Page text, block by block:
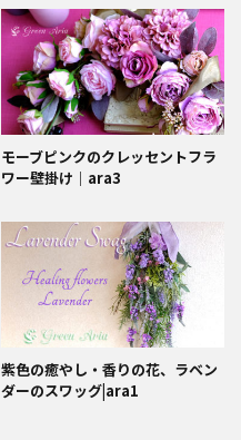
モーブピンクのクレッセントフラ
ワー壁掛け｜ara3
紫色の癒やし・香りの花、ラベン
ダーのスワッグ|ara1